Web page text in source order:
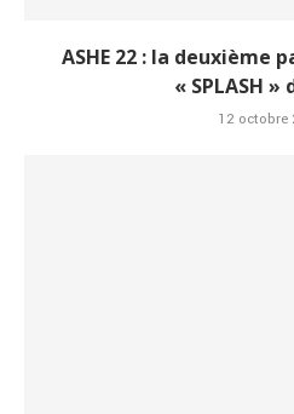
ASHE 22 : la deuxième
« SPLASH »
12 octobre